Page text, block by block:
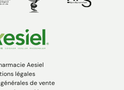
Aesiel
légales
de vente